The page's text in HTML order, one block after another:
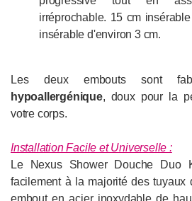
irréprochable. 15 cm
insérable d'environ 3 cm.
Les deux embouts sont
hypoallergénique, doux pour la
votre corps.
Installation Facile et Universelle :
Le Nexus Shower Douche Duo
facilement à la majorité des tuyaux
embout en acier inoxydable de